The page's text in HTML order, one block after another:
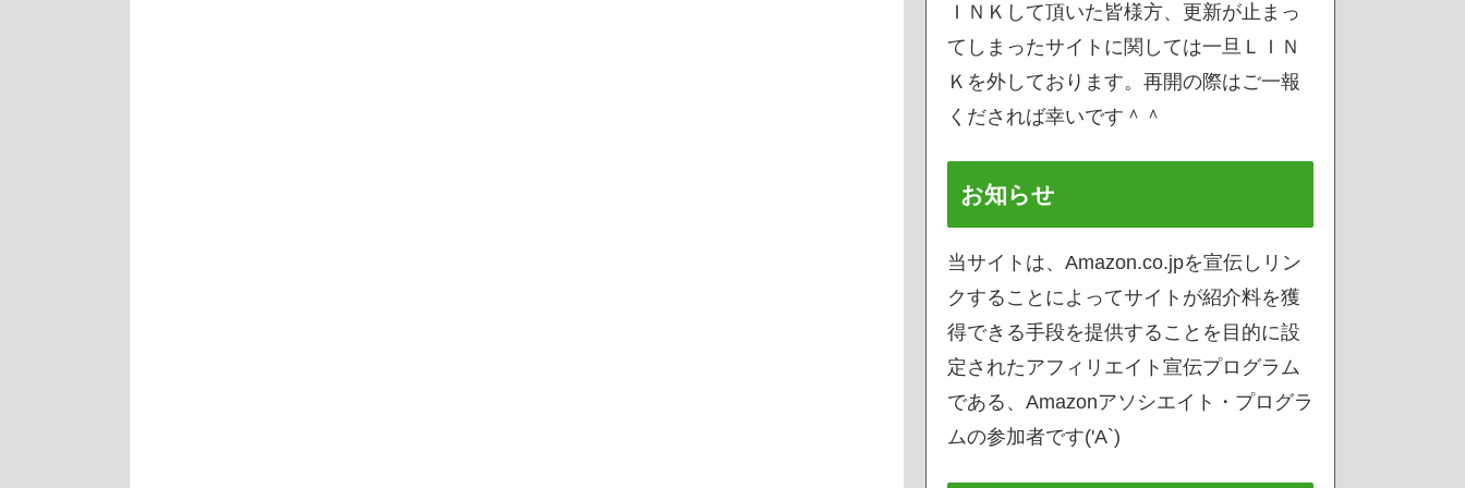
ＩＮＫして頂いた皆様方、更新が止まっ
てしまったサイトに関しては一旦ＬＩＮ
Ｋを外しております。再開の際はご一報
くだされば幸いです＾＾
お知らせ
当サイトは、Amazon.co.jpを宣伝しリン
クすることによってサイトが紹介料を獲
得できる手段を提供することを目的に設
定されたアフィリエイト宣伝プログラム
である、Amazonアソシエイト・プログラ
ムの参加者です('A`)